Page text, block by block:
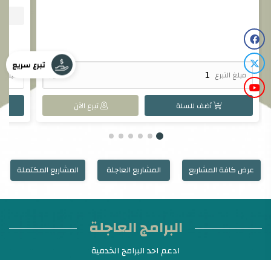
مبلغ التبرع 
أضف للسلة تبرع الآن
مبلغ
عرض كافة المشاريع المشاريع العاجلة المشاريع المكتملة
البرامج العاجلة
ادعم احد البرامج الخدمية
تبرع سريع